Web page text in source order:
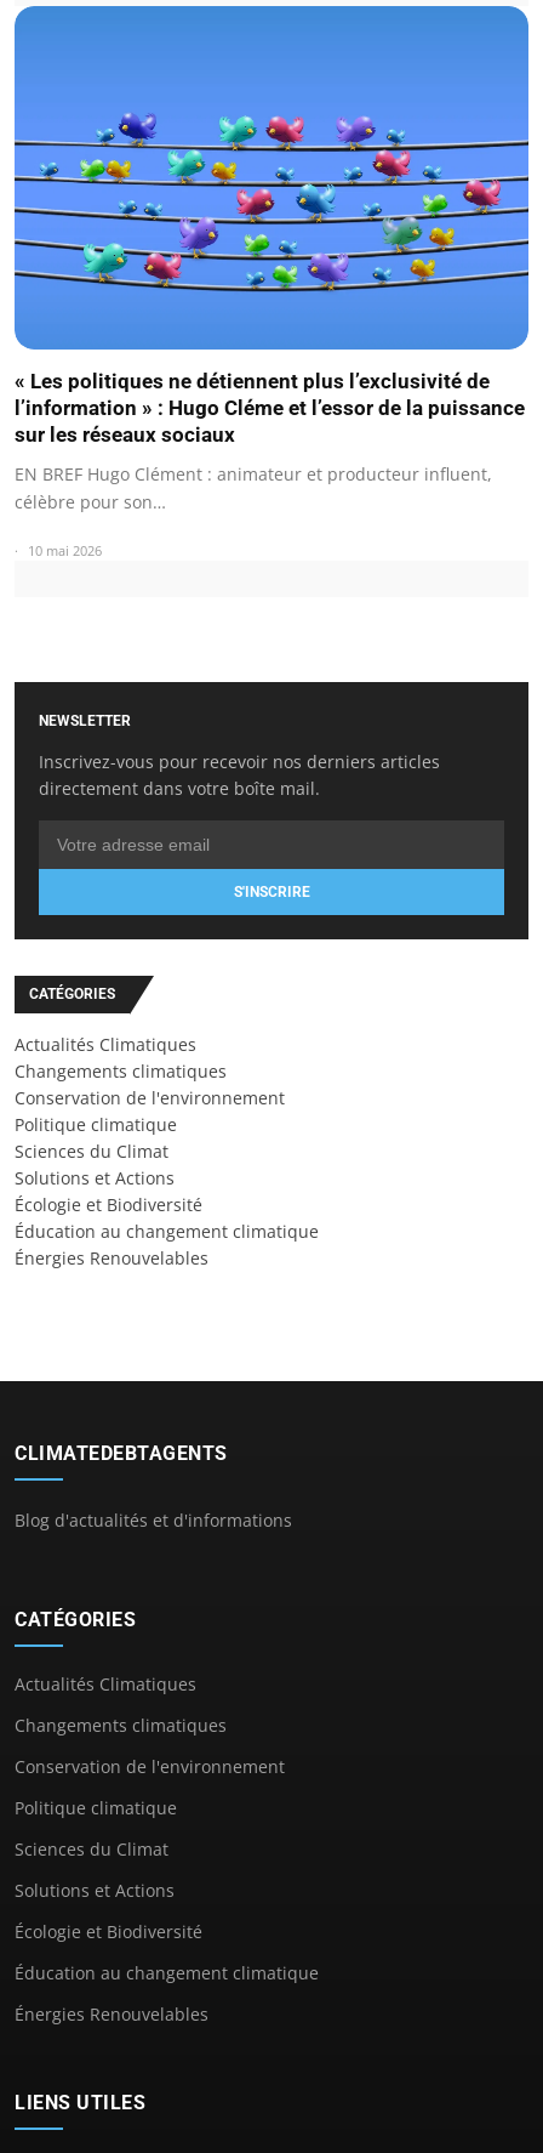
« Les politiques ne détiennent plus l’exclusivité de
l’information » : Hugo Cléme et l’essor de la puissance
sur les réseaux sociaux
EN BREF Hugo Clément : animateur et producteur influent,
célèbre pour son…
10 mai 2026
NEWSLETTER
Inscrivez-vous pour recevoir nos derniers articles
directement dans votre boîte mail.
S'INSCRIRE
CATÉGORIES
Actualités Climatiques
Changements climatiques
Conservation de l'environnement
Politique climatique
Sciences du Climat
Solutions et Actions
Écologie et Biodiversité
Éducation au changement climatique
Énergies Renouvelables
CLIMATEDEBTAGENTS
Blog d'actualités et d'informations
CATÉGORIES
Actualités Climatiques
Changements climatiques
Conservation de l'environnement
Politique climatique
Sciences du Climat
Solutions et Actions
Écologie et Biodiversité
Éducation au changement climatique
Énergies Renouvelables
LIENS UTILES